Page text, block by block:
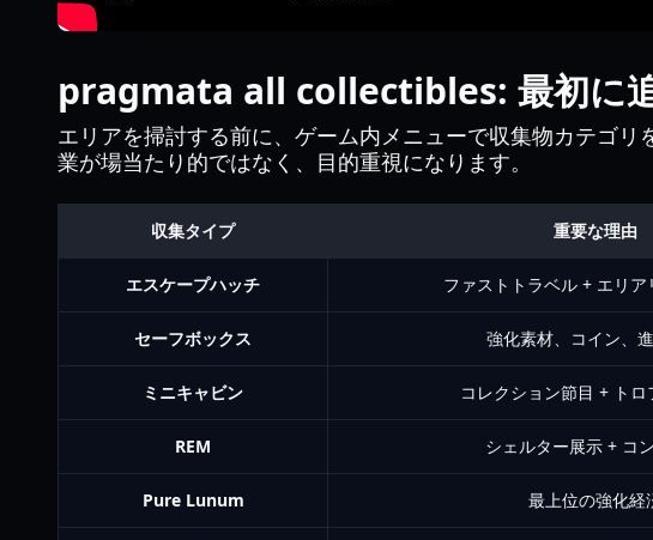
pragmata all collectibles: 最初に
エリアを掃討する前に、ゲーム内メニューで収集物カテゴ
業が場当たり的ではなく、目的重視になります。
収集タイプ 重要な理由
エスケープハッチ ファストトラベル + エリア
セーフボックス 強化素材、コイン、
ミニキャビン コレクション節目 + ト
REM シェルター展示 + コ
Pure Lunum 最上位の強化経